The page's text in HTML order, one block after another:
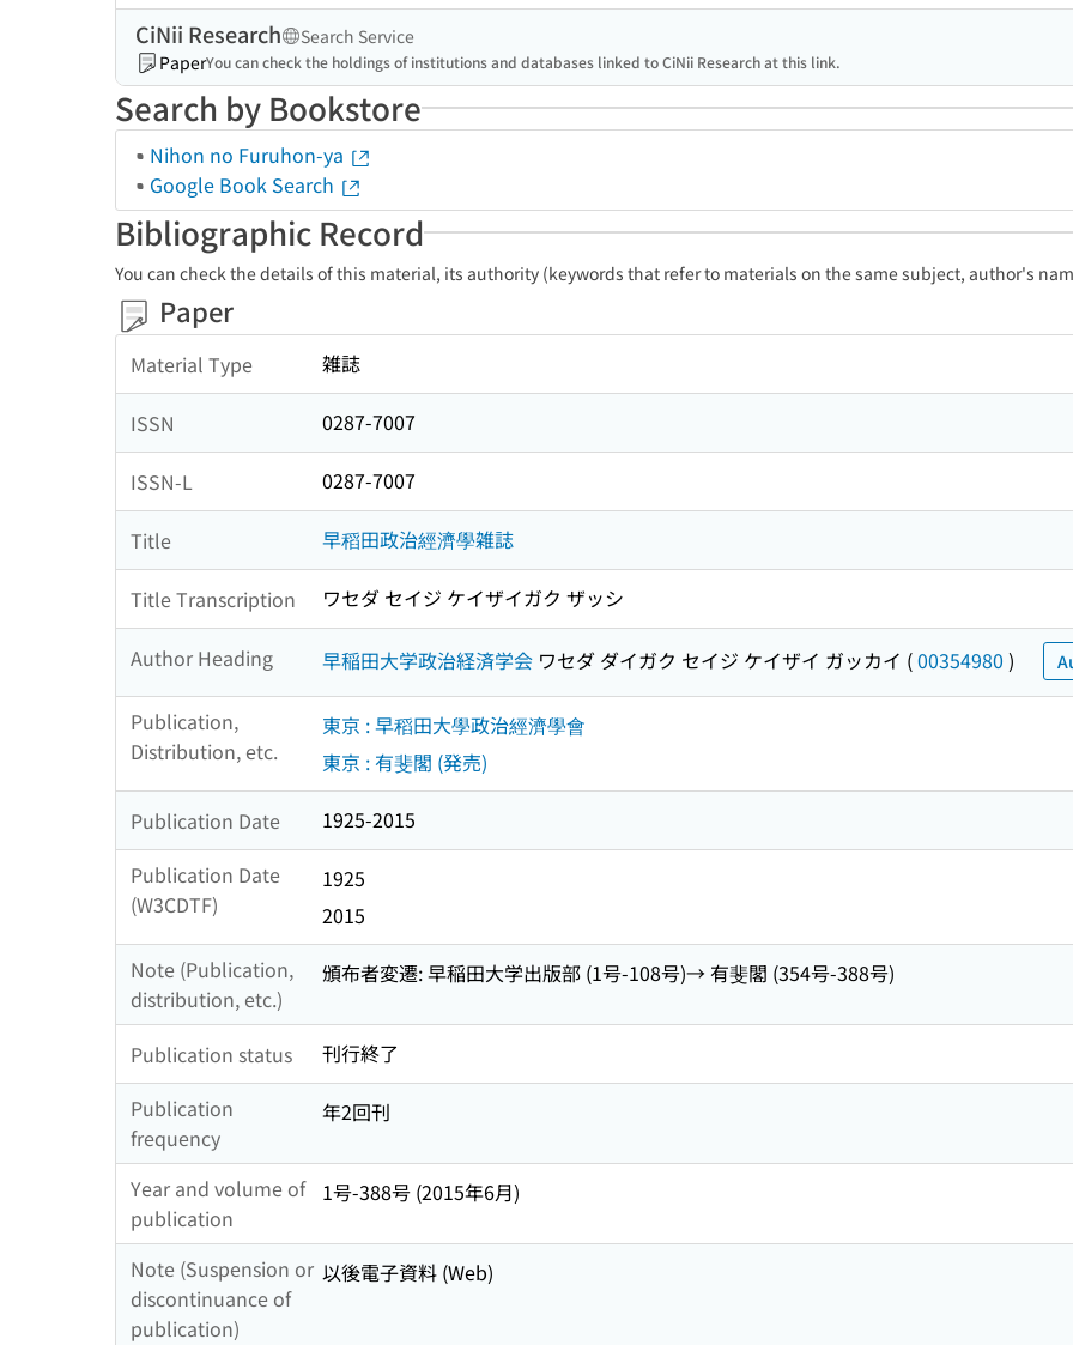
CiNii Research
Search Service
PaperYou can check the holdings of institutions and databases linked to CiNii Research at this link.
Search by Bookstore
Nihon no Furuhon-ya
Google Book Search
Bibliographic Record
You can check the details of this material, its authority (keywords that refer to materials on the same subject, author's
Paper
Material Type 雑誌
ISSN 0287-7007
ISSN-L 0287-7007
Title 早稻田政治經濟學雑誌
Title Transcription ワセダ セイジ ケイザイガク ザッシ
Author Heading 早稲田大学政治経済学会 ワセダ ダイガク セイジ ケイザイ ガッカイ (00354980 )
Publication,
Distribution, etc.
東京 : 早稻田大學政治經濟學會
東京 : 有斐閣 (発売)
Publication Date
1925-2015
Publication Date
(W3CDTF)
1925
2015
Note (Publication,
distribution, etc.)
頒布者変遷: 早稲田大学出版部 (1号-108号)→ 有斐閣 (354号-388号)
Publication status
刊行終了
Publication
frequency
年2回刊
Year and volume of
publication
1号-388号 (2015年6月)
Note (Suspension or
discontinuance of
publication)
以後電子資料 (Web)